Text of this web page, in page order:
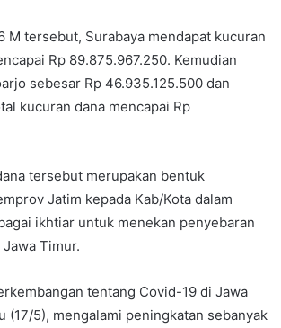
M tersebut, Surabaya mendapat kucuran
Rp 89.875.967.250. Kemudian
sebesar Rp 46.935.125.500 dan
kucuran dana mencapai Rp
tersebut merupakan bentuk
Jatim kepada Kab/Kota dalam
ikhtiar untuk menekan penyebaran
Timur.
tentang Covid-19 di Jawa
(17/5), mengalami peningkatan sebanyak